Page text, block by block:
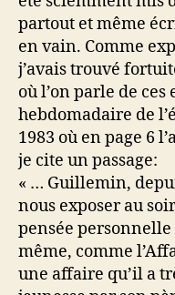
partout et même
en vain. Comme
j’avais trouvé
où l’on parle de
hebdomadaire de
1983 où en page 6
je cite un passage:
« … Guillemin,
nous exposer au
pensée
même, comme
une affaire qu’il a